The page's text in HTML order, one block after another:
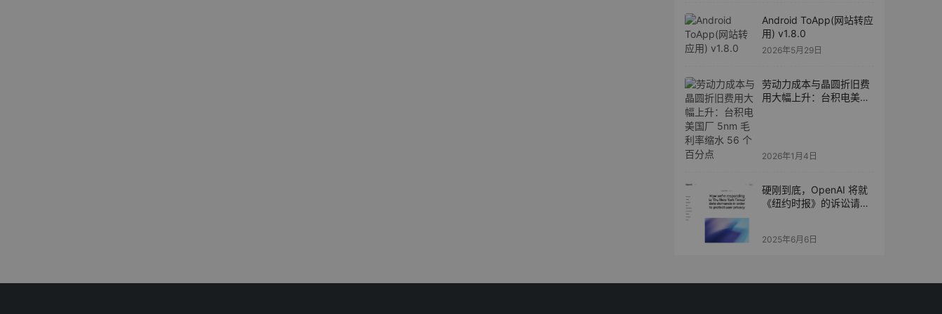
Android ToApp(网站转应
用) v1.8.0
2026年5月29日
劳动力成本与晶圆折旧费
用大幅上升：台积电美国
2026年1月4日
硬刚到底，OpenAI 将就
《纽约时报》的诉讼请求
2025年6月6日